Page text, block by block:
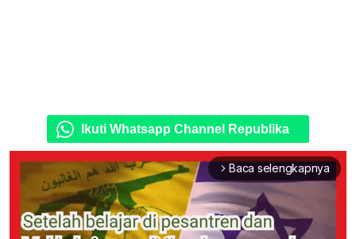
Ikuti Whatsapp Channel Republika
arrow_forward_ios Baca selengkapnya